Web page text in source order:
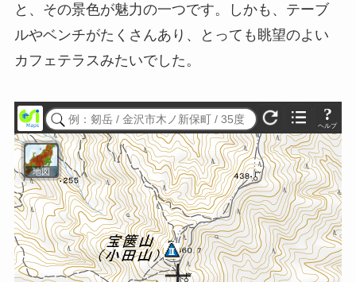
と、その景色が魅力の一つです。しかも、テーブ
ルやベンチがたくさんあり、とっても眺望のよい
カフェテラスみたいでした。